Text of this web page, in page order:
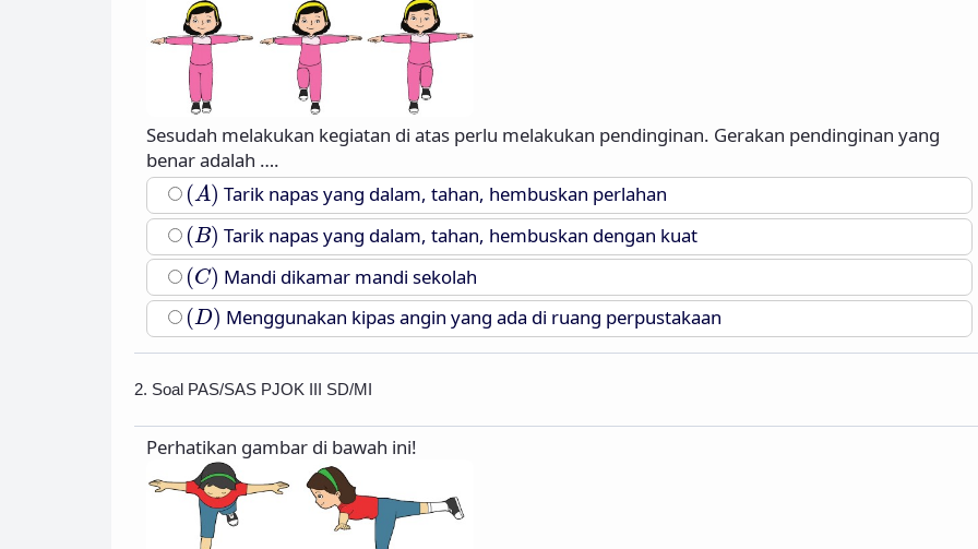
Sesudah melakukan kegiatan di atas perlu melakukan pendinginan. Gerakan pendinginan yang
benar adalah ….
(A)
(A) Tarik napas yang dalam, tahan, hembuskan perlahan
(B)
(B) Tarik napas yang dalam, tahan, hembuskan dengan kuat
(C)
(C) Mandi dikamar mandi sekolah
(D)
(D) Menggunakan kipas angin yang ada di ruang perpustakaan
2. Soal PAS/SAS PJOK III SD/MI
Perhatikan gambar di bawah ini!